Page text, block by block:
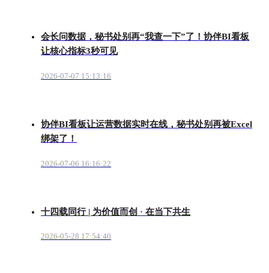
会长问数据，秘书处别再“我查一下”了！协伴BI看板
让核心指标3秒可见
2026-07-07 15:13:16
协伴BI看板让运营数据实时在线，秘书处别再被Excel
绑架了！
2026-07-06 16:16:22
十四载同行 | 为价值而创 · 在当下共生
2026-05-28 17:54:40